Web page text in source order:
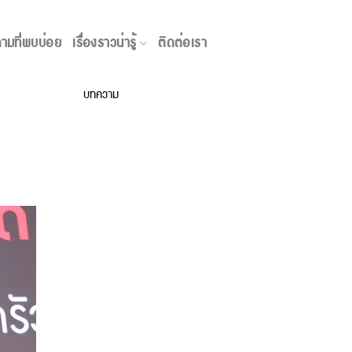
มที่พบบ่อย เรื่องราวน่ารู้ ติดต่อเรา
เรื่องราวน่ารู้
บทความ